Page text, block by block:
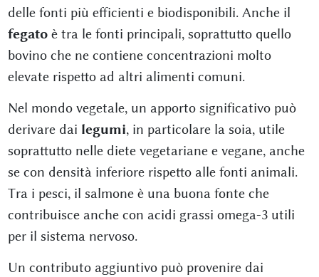
delle fonti più efficienti e biodisponibili. Anche il
fegatoè tra le fonti principali, soprattutto quello
bovino che ne contiene concentrazioni molto
elevate rispetto ad altri alimenti comuni.
Nel mondo vegetale, un apporto significativo può
derivare dai legumi, in particolare la soia, utile
soprattutto nelle diete vegetariane e vegane, anche
se con densità inferiore rispetto alle fonti animali.
Tra i pesci, il salmone è una buona fonte che
contribuisce anche con acidi grassi omega-3 utili
per il sistema nervoso.
Un contributo aggiuntivo può provenire dai